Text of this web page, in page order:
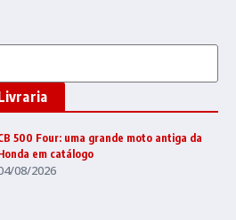
500 Four: uma grande moto antiga da
em catálogo
08/2026